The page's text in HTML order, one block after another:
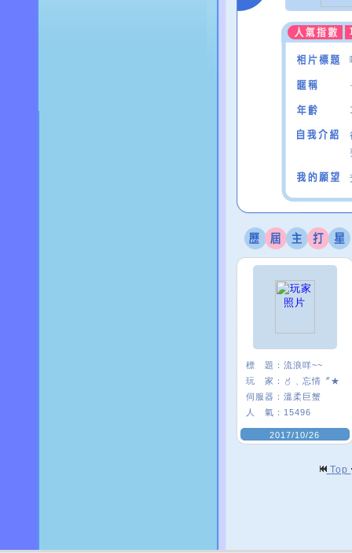
標 題： 流浪咩~~
玩 家：
〥﹑忘情〞★
伺服器： 溫柔巨蟹
人 氣： 15496
2017/10/26
Top